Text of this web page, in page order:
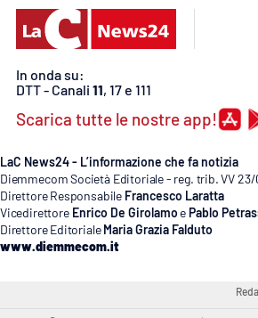
Catanzarochannel.it
App
In onda su:
DTT - Canali 11, 17 e 111
Scarica tutte le nostre app!
LaC News24 - L’informazione che fa notizia
Diemmecom Società Editoriale - reg. trib. VV 23/
Direttore Responsabile Francesco Laratta
Vicedirettore Enrico De Girolamo e Pablo
Direttore Editoriale Maria Grazia Falduto
www.diemmecom.it